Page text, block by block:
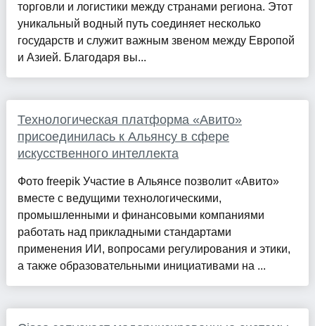
торговли и логистики между странами региона. Этот
уникальный водный путь соединяет несколько
государств и служит важным звеном между Европой
и Азией. Благодаря вы...
Технологическая платформа «Авито»
присоединилась к Альянсу в сфере
искусственного интеллекта
Фото freepik Участие в Альянсе позволит «Авито»
вместе с ведущими технологическими,
промышленными и финансовыми компаниями
работать над прикладными стандартами
применения ИИ, вопросами регулирования и этики,
а также образовательными инициативами на ...